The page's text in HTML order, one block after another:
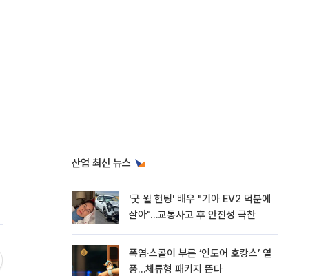
산업 최신 뉴스
'굿 윌 헌팅' 배우 "기아 EV2 덕분에
살아"…교통사고 후 안전성 극찬
폭염·스콜이 부른 ‘인도어 호캉스’ 열
풍…체류형 패키지 뜬다